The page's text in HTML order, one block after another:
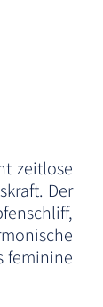
zeitlose
Der
feminine